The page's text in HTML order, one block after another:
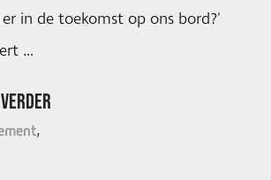
in de toekomst op ons bord?'
…